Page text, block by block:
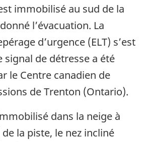
immobilisé au sud de la
l’évacuation. La
d’urgence (ELT) s’est
signal de détresse a été
le Centre canadien de
de Trenton (Ontario).
dans la neige à
la piste, le nez incliné